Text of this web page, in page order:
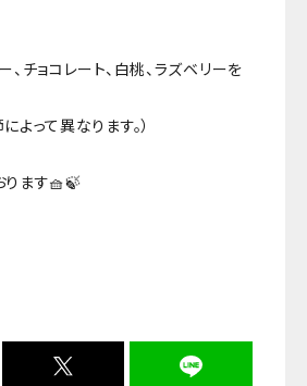
、チョコレート、白桃、ラズベリーを
よって異なります。）
ります🧺🍃